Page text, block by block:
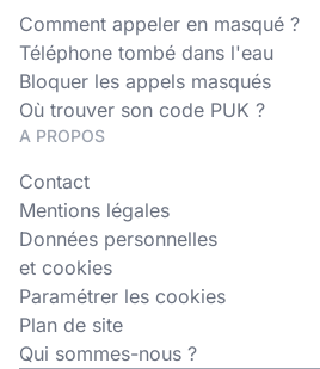
Comment appeler en masqué ?
Téléphone tombé dans l'eau
Bloquer les appels masqués
Où trouver son code PUK ?
A PROPOS
Contact
Mentions légales
Données personnelles
et cookies
Paramétrer les cookies
Plan de site
Qui sommes-nous ?